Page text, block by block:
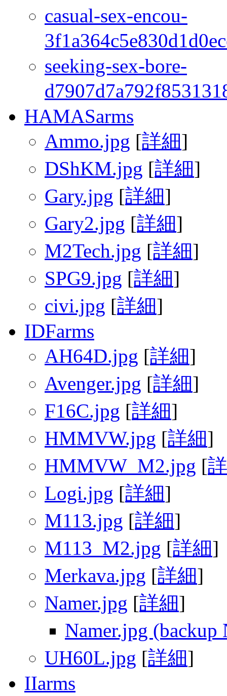
casual-sex-encou-
seeking-sex-bore-
HAMASarms
Ammo.jpg [詳細]
DShKM.jpg [詳細]
Gary.jpg [詳細]
Gary2.jpg [詳細]
M2Tech.jpg [詳細]
SPG9.jpg [詳細]
civi.jpg [詳細]
IDFarms
AH64D.jpg [詳細]
Avenger.jpg [詳細]
F16C.jpg [詳細]
HMMVW.jpg [詳細]
HMMVW_M2.jpg [
Logi.jpg [詳細]
M113.jpg [詳細]
M113_M2.jpg [詳細]
Merkava.jpg [詳細]
Namer.jpg [詳細]
Namer.jpg (backup
UH60L.jpg [詳細]
IIarms